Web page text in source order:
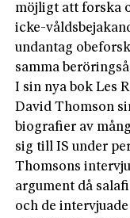
möjligt att forska
icke-
undantag
samma
I sin nya bok Les
David Thomson
biografier av
sig till IS under
Thomsons
argument då
och de